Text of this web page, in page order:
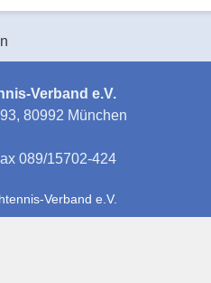
Verband e.V.
80992 München
089/15702-424
Verband e.V.